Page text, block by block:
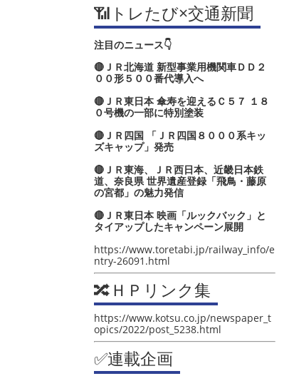
📶トレたび×交通新聞
注目のニュース👇
🔴ＪＲ北海道 新型事業用機関車ＤＤ２
００形５００番代導入へ
🔴ＪＲ東日本 傘寿を迎えるＣ５７ １８
０号機の一部に特別塗装
🔴ＪＲ四国 「ＪＲ四国８０００系キッ
ズキャップ」発売
🔴ＪＲ東海、ＪＲ西日本、近畿日本鉄
道、奈良県 世界遺産登録「飛鳥・藤原
の宮都」の魅力発信
🔴ＪＲ東日本 映画「ルックバック」と
タイアップしたキャンペーン展開
https://www.toretabi.jp/railway_info/e
ntry-26091.html
🔀ＨＰリンク集
https://www.kotsu.co.jp/newspaper_t
opics/2022/post_5238.html
✅連載企画